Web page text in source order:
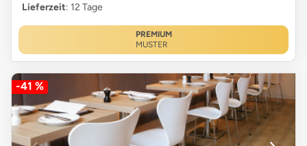
Lieferzeit: 12 Tage
PREMIUM
MUSTER
-41 %